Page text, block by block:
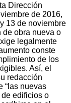
Dirección
de 2016,
13 de noviembre
de obra nueva o
legalmente
conste
de los
Así, el
redacción
“las nuevas
edificios o